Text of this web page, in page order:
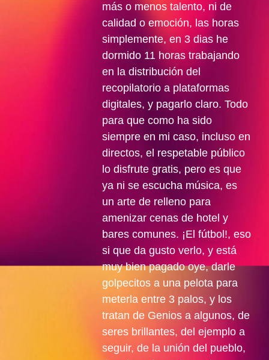
más o menos talento, ni de
calidad o emoción, las horas
simplemente, en 3 dias he
dormido 11 horas trabajando
en la distribución del
recopilatorio a plataformas
digitales, y pagarlo claro. Todo
para que como ha sido
siempre en mi caso, incluso en
directos, el respetable público
lo disfrute gratis, pero es que
ya ni se escucha música, es
un arte de relleno para
amenizar cenas de hotel y
bares comunes. ¡El fútbol!, eso
si que da gusto verlo, y está
muy bien pagado oye, darle
golpecitos a una pelota para
meterla entre 3 palos, y los
tratan de Genios a algunos, de
seres brillantes, del ejemplo a
seguir, de la unión del pueblo,